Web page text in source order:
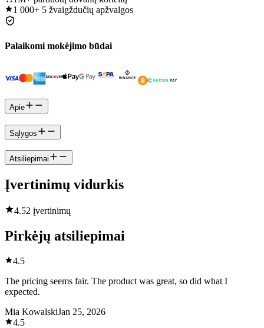
1 000+ 5 žvaigždučių apžvalgos
Palaikomi mokėjimo būdai
Apie
Sąlygos
Atsiliepimai
Įvertinimų vidurkis
4.52 įvertinimų
Pirkėjų atsiliepimai
4.5
The pricing seems fair. The product was great, so did what I
expected.
Mia KowalskiJan 25, 2026
4.5